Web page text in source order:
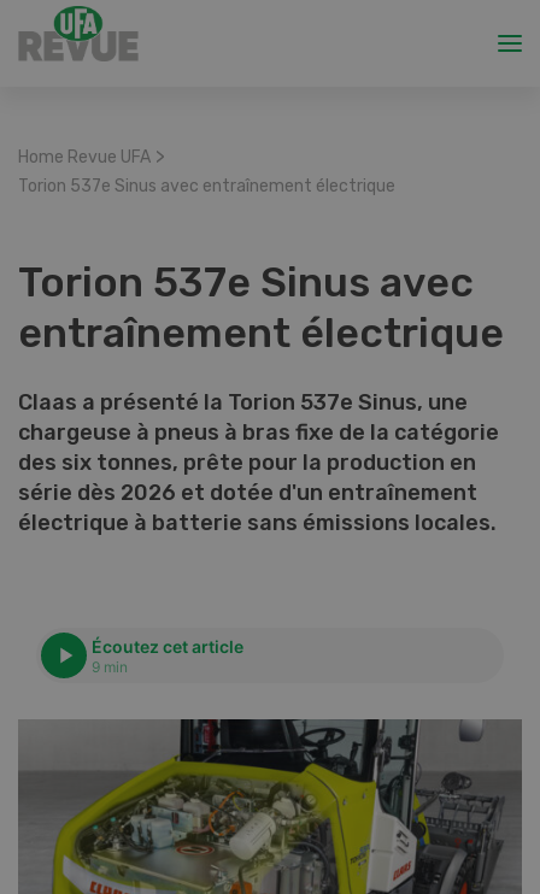
Home Revue UFA >
Torion 537e Sinus avec entraînement électrique
Torion 537e Sinus avec
entraînement électrique
Claas a présenté la Torion 537e Sinus, une
chargeuse à pneus à bras fixe de la catégorie
des six tonnes, prête pour la production en
série dès 2026 et dotée d'un entraînement
électrique à batterie sans émissions locales.
Écoutez cet article
9 min